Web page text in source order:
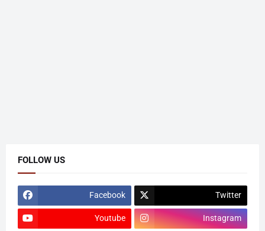
FOLLOW US
Facebook Twitter
Youtube Instagram